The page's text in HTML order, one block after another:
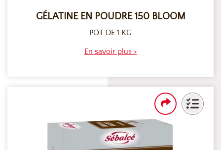
GÉLATINE EN POUDRE 150 BLOOM
POT DE 1 KG
En savoir plus >